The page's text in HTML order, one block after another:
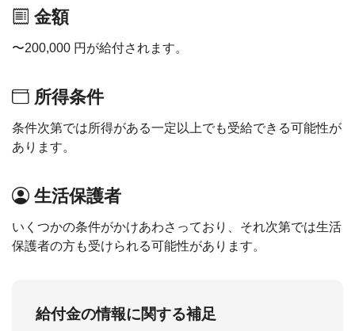
金額
〜200,000 円が給付されます。
所得条件
条件次第では所得がある一定以上でも受給できる可能性が
あります。
生活保護者
いくつかの条件がかけあわさっており、それ次第では生活
保護者の方も受けられる可能性があります。
給付金の情報に関する補足